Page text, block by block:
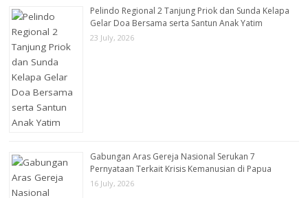
Pelindo Regional 2 Tanjung Priok dan Sunda Kelapa
Gelar Doa Bersama serta Santun Anak Yatim
23 July, 2026
Gabungan Aras Gereja Nasional Serukan 7
Pernyataan Terkait Krisis Kemanusian di Papua
16 July, 2026